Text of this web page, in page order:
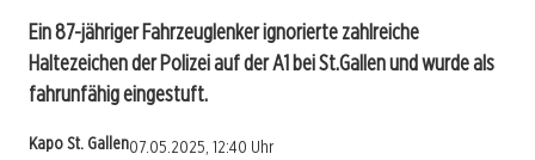
Ein 87-jähriger Fahrzeuglenker ignorierte zahlreiche
Haltezeichen der Polizei auf der A1 bei St.Gallen und wurde als
fahrunfähig eingestuft.
Kapo St. Gallen07.05.2025, 12:40 Uhr